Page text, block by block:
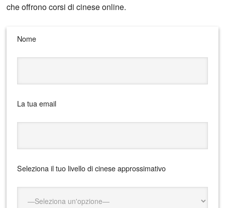
che offrono corsi di cinese online.
Nome
La tua email
Seleziona il tuo livello di cinese approssimativo